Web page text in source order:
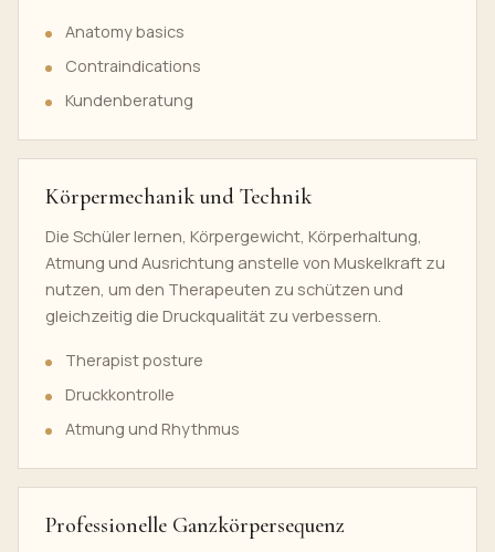
Anatomy basics
Contraindications
Kundenberatung
Körpermechanik und Technik
Die Schüler lernen, Körpergewicht, Körperhaltung,
Atmung und Ausrichtung anstelle von Muskelkraft zu
nutzen, um den Therapeuten zu schützen und
gleichzeitig die Druckqualität zu verbessern.
Therapist posture
Druckkontrolle
Atmung und Rhythmus
Professionelle Ganzkörpersequenz